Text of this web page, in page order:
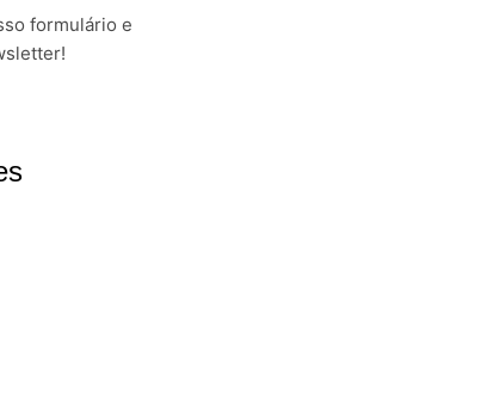
formulário e